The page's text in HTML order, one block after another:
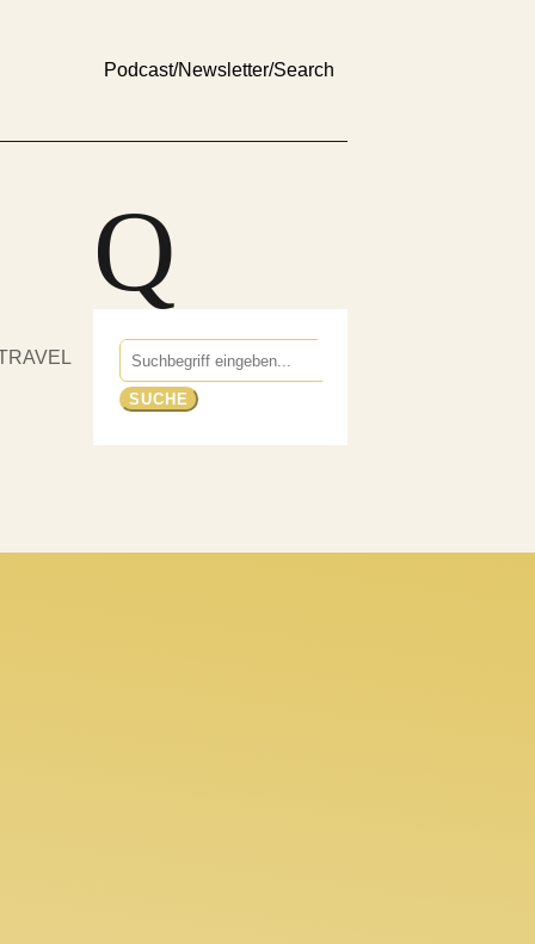
Podcast/Newsletter/Search
Q
Suchen
nach: